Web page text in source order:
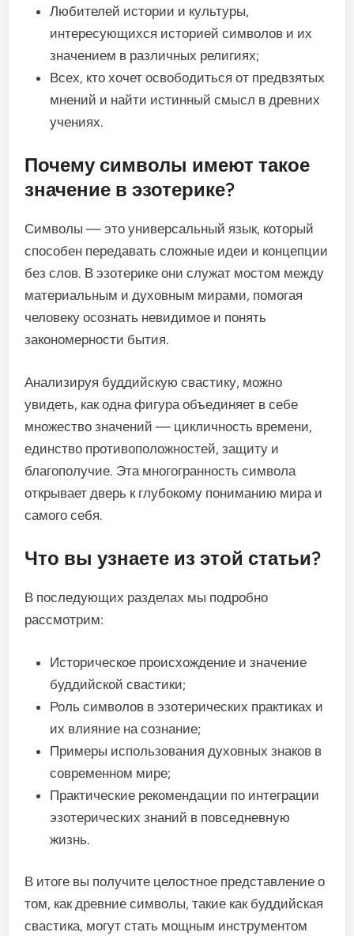
Любителей истории и культуры,
интересующихся историей символов и их
значением в различных религиях;
Всех, кто хочет освободиться от предвзятых
мнений и найти истинный смысл в древних
учениях.
Почему символы имеют такое
значение в эзотерике?
Символы — это универсальный язык, который
способен передавать сложные идеи и концепции
без слов. В эзотерике они служат мостом между
материальным и духовным мирами, помогая
человеку осознать невидимое и понять
закономерности бытия.
Анализируя буддийскую свастику, можно
увидеть, как одна фигура объединяет в себе
множество значений — цикличность времени,
единство противоположностей, защиту и
благополучие. Эта многогранность символа
открывает дверь к глубокому пониманию мира и
самого себя.
Что вы узнаете из этой статьи?
В последующих разделах мы подробно
рассмотрим:
Историческое происхождение и значение
буддийской свастики;
Роль символов в эзотерических практиках и
их влияние на сознание;
Примеры использования духовных знаков в
современном мире;
Практические рекомендации по интеграции
эзотерических знаний в повседневную
жизнь.
В итоге вы получите целостное представление о
том, как древние символы, такие как буддийская
свастика, могут стать мощным инструментом